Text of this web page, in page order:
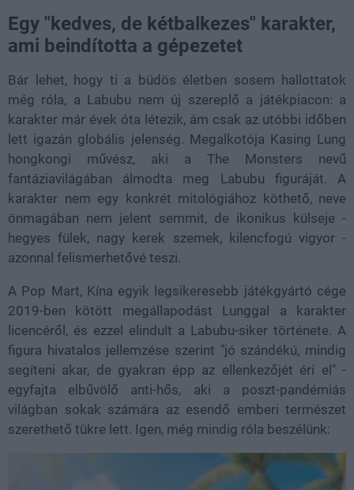
Egy "kedves, de kétbalkezes" karakter,
ami beindította a gépezetet
Bár lehet, hogy ti a büdös életben sosem hallottatok
még róla, a Labubu nem új szereplő a játékpiacon: a
karakter már évek óta létezik, ám csak az utóbbi időben
lett igazán globális jelenség. Megalkotója Kasing Lung
hongkongi művész, aki a The Monsters nevű
fantáziavilágában álmodta meg Labubu figuráját. A
karakter nem egy konkrét mitológiához köthető, neve
önmagában nem jelent semmit, de ikonikus külseje -
hegyes fülek, nagy kerek szemek, kilencfogú vigyor -
azonnal felismerhetővé teszi.
A Pop Mart, Kína egyik legsikeresebb játékgyártó cége
2019-ben kötött megállapodást Lunggal a karakter
licencéről, és ezzel elindult a Labubu-siker története. A
figura hivatalos jellemzése szerint "jó szándékú, mindig
segíteni akar, de gyakran épp az ellenkezőjét éri el" -
egyfajta elbűvölő anti-hős, aki a poszt-pandémiás
világban sokak számára az esendő emberi természet
szerethető tükre lett. Igen, még mindig róla beszélünk: